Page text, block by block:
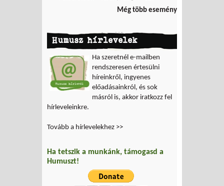
Még több esemény
Humusz hírlevelek
Ha szeretnél e-mailben
rendszeresen értesülni
híreinkről, ingyenes
előadásainkról, és sok
másról is, akkor iratkozz fel
hírleveleinkre.
Tovább a hírlevelekhez >>
Ha tetszik a munkánk, támogasd a
Humuszt!